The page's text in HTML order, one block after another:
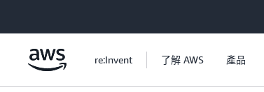
re:Invent 了解 AWS 產品